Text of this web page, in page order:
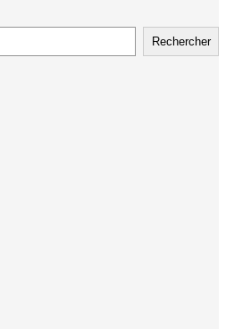
Rechercher